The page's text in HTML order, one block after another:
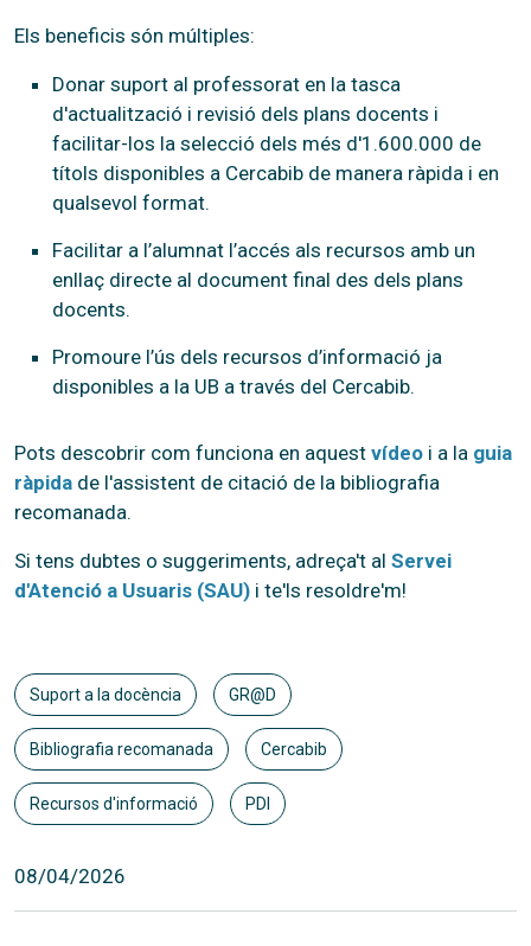
Els beneficis són múltiples:
Donar suport al professorat en la tasca
d'actualització i revisió dels plans docents i
facilitar-los la selecció dels més d'1.600.000 de
títols disponibles a Cercabib de manera ràpida i en
qualsevol format.
Facilitar a l’alumnat l’accés als recursos amb un
enllaç directe al document final des dels plans
docents.
Promoure l’ús dels recursos d’informació ja
disponibles a la UB a través del Cercabib.
Pots descobrir com funciona en aquest vídeo i a la guia
ràpida de l'assistent de citació de la bibliografia
recomanada.
Si tens dubtes o suggeriments, adreça't al Servei
d'Atenció a Usuaris (SAU) i te'ls resoldre'm!
Suport a la docència GR@D
Bibliografia recomanada Cercabib
Recursos d'informació PDI
08/04/2026